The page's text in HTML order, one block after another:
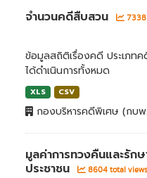
จำนวนคดีสืบสวน
ข้อมูลสถิติเรื่องคดี ประเภ
ได้ดำเนินการทั้งหมด
XLS CSV
กองบริหารคดีพิเศษ (กบ
มูลค่าการทวงคืนและรัก
ประชาชน
8604 total views